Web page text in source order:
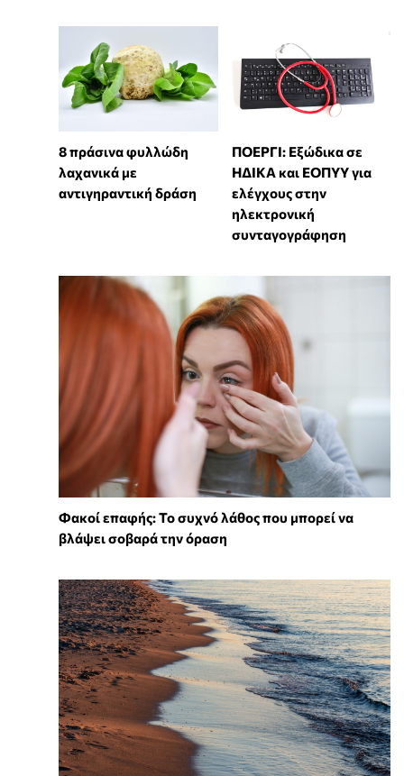
8 πράσινα φυλλώδη
λαχανικά με
αντιγηραντική δράση
ΠΟΕΡΓΙ: Εξώδικα σε
ΗΔΙΚΑ και ΕΟΠΥΥ για
ελέγχους στην
ηλεκτρονική
συνταγογράφηση
Φακοί επαφής: Το συχνό λάθος που μπορεί να
βλάψει σοβαρά την όραση